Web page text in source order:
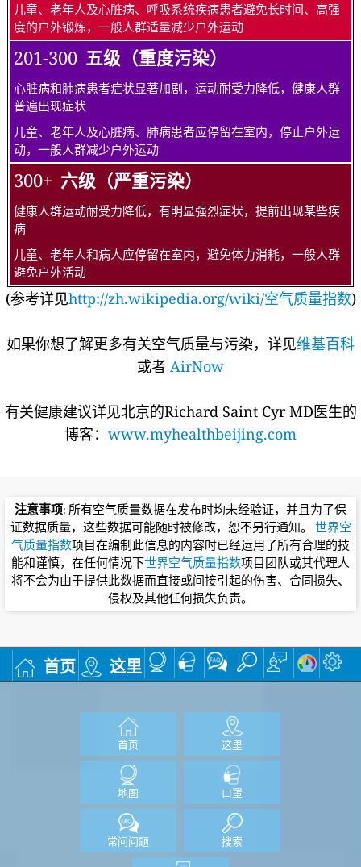
儿童、老年人及心脏病、呼吸系统疾病患者避免长时间、高强
度的户外锻炼，一般人群适量减少户外运动
201-300 五级（重度污染）
心脏病和肺病患者症状显著加剧，运动耐受力降低，健康人群
普遍出现症状
儿童、老年人及心脏病、肺病患者应停留在室内，停止户外运
动，一般人群减少户外运动
300+ 六级（严重污染）
健康人群运动耐受力降低，有明显强烈症状，提前出现某些疾
病
儿童、老年人和病人应停留在室内，避免体力消耗，一般人群
避免户外活动
(参考详见http://zh.wikipedia.org/wiki/空气质量指数)
如果你想了解更多有关空气质量与污染，详见维基百科
或者 AirNow
有关健康建议详见北京的Richard Saint Cyr MD医生的
博客： www.myhealthbeijing.com
注意事项: 所有空气质量数据在发布时均未经验证，并且为了保
证数据质量，这些数据可能随时被修改，恕不另行通知。 世界空
气质量指数项目在编制此信息的内容时已经运用了所有合理的技
能和谨慎，在任何情况下世界空气质量指数项目团队或其代理人
将不会为由于提供此数据而直接或间接引起的伤害、合同损失、
侵权及其他任何损失负责。
首页 这里
首页 这里
地图 口罩
常问问题 搜索